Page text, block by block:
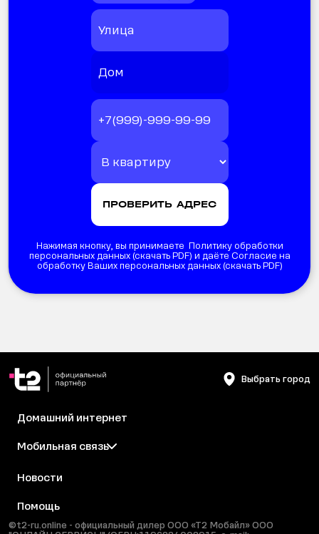
Нажимая кнопку, вы принимаете Политику обработки
персональных данных (скачать PDF) и даёте Согласие на
обработку Ваших персональных данных (скачать PDF)
Выбрать город
Домашний интернет
Мобильная связь
Новости
Помощь
©t2-ru.online - официальный дилер ООО «Т2 Мобайл» ООО